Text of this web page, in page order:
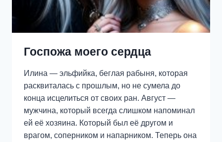
Госпожа моего сердца
Илина — эльфийка, беглая рабыня, которая
расквиталась с прошлым, но не сумела до
конца исцелиться от своих ран. Август —
мужчина, который всегда слишком напоминал
ей её хозяина. Который был её другом и
врагом, соперником и напарником. Теперь она